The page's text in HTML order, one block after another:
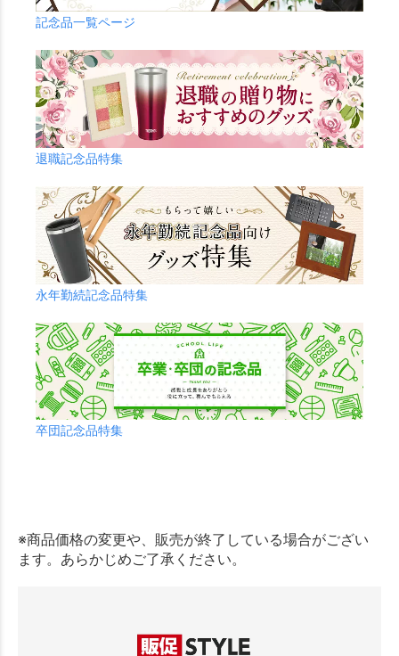
記念品一覧ページ
退職記念品特集
永年勤続記念品特集
卒団記念品特集
※商品価格の変更や、販売が終了している場合がござい
ます。あらかじめご了承ください。